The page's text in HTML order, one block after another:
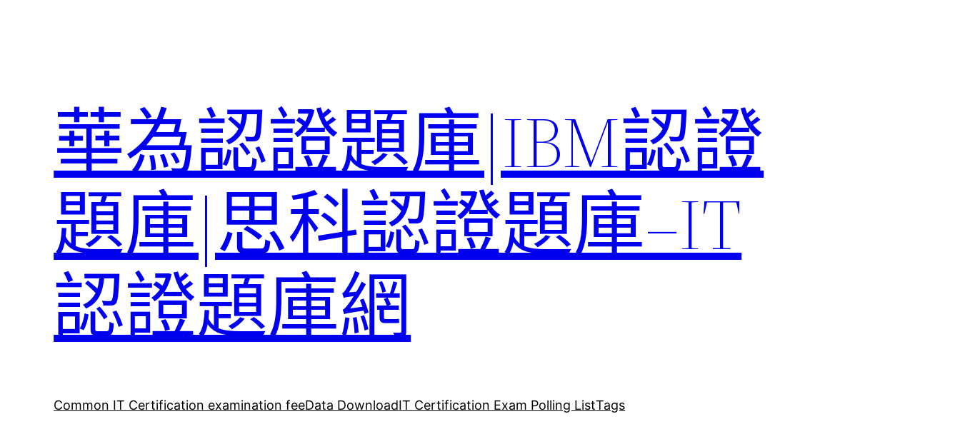
華為認證題庫|IBM認證
題庫|思科認證題庫–IT
認證題庫網
Common IT Certification examination feeData DownloadIT Certification Exam Polling ListTags